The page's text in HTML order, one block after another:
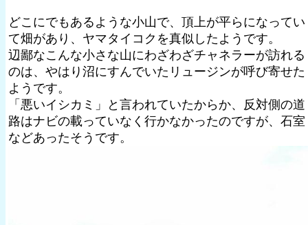
どこにでもあるような小山で、頂上が平らになってい
て畑があり、ヤマタイコクを真似したようです。
辺鄙なこんな小さな山にわざわざチャネラーが訪れる
のは、やはり沼にすんでいたリュージンが呼び寄せた
ようです。
「悪いイシカミ」と言われていたからか、反対側の道
路はナビの載っていなく行かなかったのですが、石室
などあったそうです。